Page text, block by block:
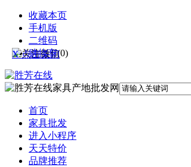
收藏本页
手机版
二维码
购物车(0)
首页
家具批发
进入小程序
天天特价
品牌推荐
X 点击关闭